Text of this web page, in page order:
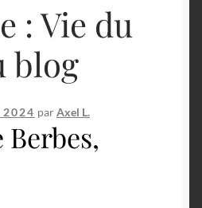
:Vie du
blog
2024 parAxel L.